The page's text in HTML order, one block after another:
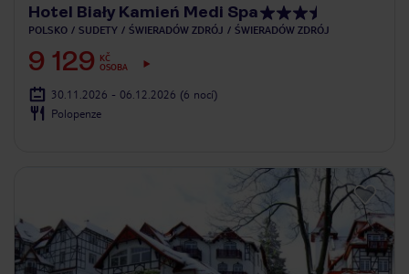
Hotel Biały Kamień Medi Spa
POLSKO SUDETY ŚWIERADÓW ZDRÓJ ŚWIERADÓW ZDRÓJ
9 129
KČ
OSOBA
30.11.2026 - 06.12.2026 (6 nocí)
Polopenze